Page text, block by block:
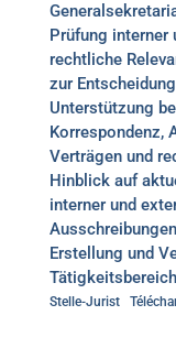
Prüfung interner
rechtliche
zur
Unterstützung
Korrespondenz,
Verträgen und
Hinblick auf
interner und
Erstellung und
Stelle-Jurist